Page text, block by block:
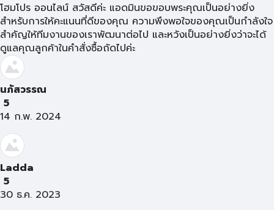
โฮมโปร ออนไลน์ สวัสดีค่ะ แอดมินขอขอบพระคุณเป็นอย่างยิ่ง
สำหรับการให้คะแนนที่ดีของคุณ ความพึงพอใจของคุณเป็นกำลังใจ
สำคัญให้ทีมงานของเราพัฒนาต่อไป และหวังเป็นอย่างยิ่งว่าจะได้
ดูแลคุณลูกค้าในคำสั่งซื้อถัดไปค่ะ
นภัสวรรณ
5
14 ก.พ. 2024
Ladda
5
30 ธ.ค. 2023